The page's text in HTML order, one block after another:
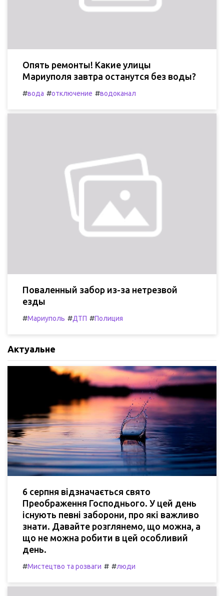
Опять ремонты! Какие улицы
Мариуполя завтра останутся без воды?
#вода #отключение #водоканал
Поваленный забор из-за нетрезвой
езды
#Мариуполь #ДТП #Полиция
Актуальне
6 серпня відзначається свято
Преображення Господнього. У цей день
існують певні заборони, про які важливо
знати. Давайте розглянемо, що можна, а
що не можна робити в цей особливий
день.
#Мистецтво та розваги # #люди